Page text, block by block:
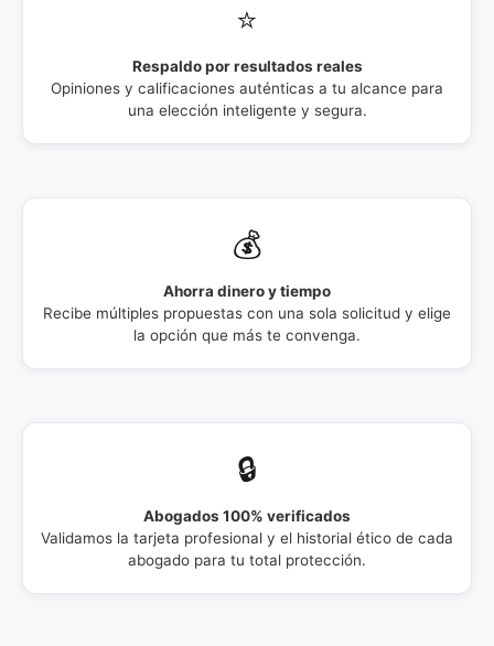
⭐
Respaldo por resultados reales
Opiniones y calificaciones auténticas a tu alcance para
una elección inteligente y segura.
💰
Ahorra dinero y tiempo
Recibe múltiples propuestas con una sola solicitud y elige
la opción que más te convenga.
🔒
Abogados 100% verificados
Validamos la tarjeta profesional y el historial ético de cada
abogado para tu total protección.